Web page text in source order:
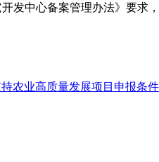
发中心备案管理办法》要求
农业高质量发展项目申报条